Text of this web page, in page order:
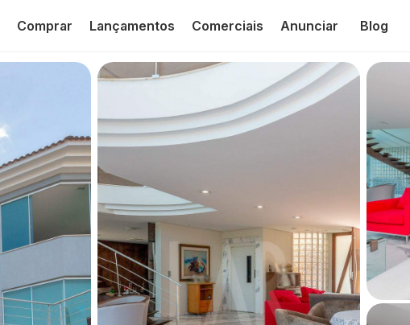
Comprar Lançamentos Comerciais Anunciar Blog